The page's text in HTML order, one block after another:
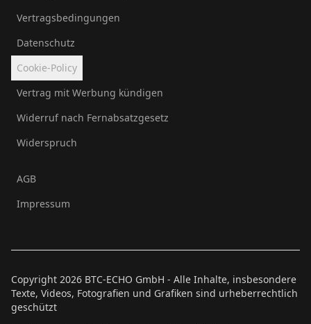
Vertragsbedingungen
Datenschutz
Cookie-Policy
Vertrag mit Werbung kündigen
Widerruf nach Fernabsatzgesetz
Widerspruch
AGB
Impressum
Copyright 2026 BTC-ECHO GmbH - Alle Inhalte, insbesondere
Texte, Videos, Fotografien und Grafiken sind urheberrechtlich
geschützt